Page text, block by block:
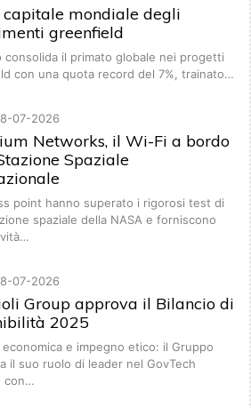
mondiale degli
greenfield
consolida il primato globale nei progetti
con una quota record del 7%, trainato…
07-2026
Networks, il Wi-Fi a bordo
Spaziale
point hanno superato i rigorosi test di
spaziale della NASA e forniscono
07-2026
Group approva il Bilancio di
2025
e impegno etico: il Gruppo
il suo ruolo di leader nel GovTech
con…